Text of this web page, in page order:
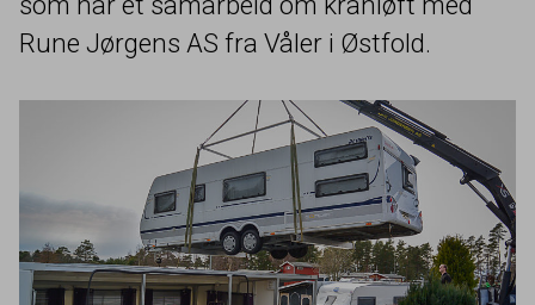
Rune Jørgens AS fra Våler i Østfold.